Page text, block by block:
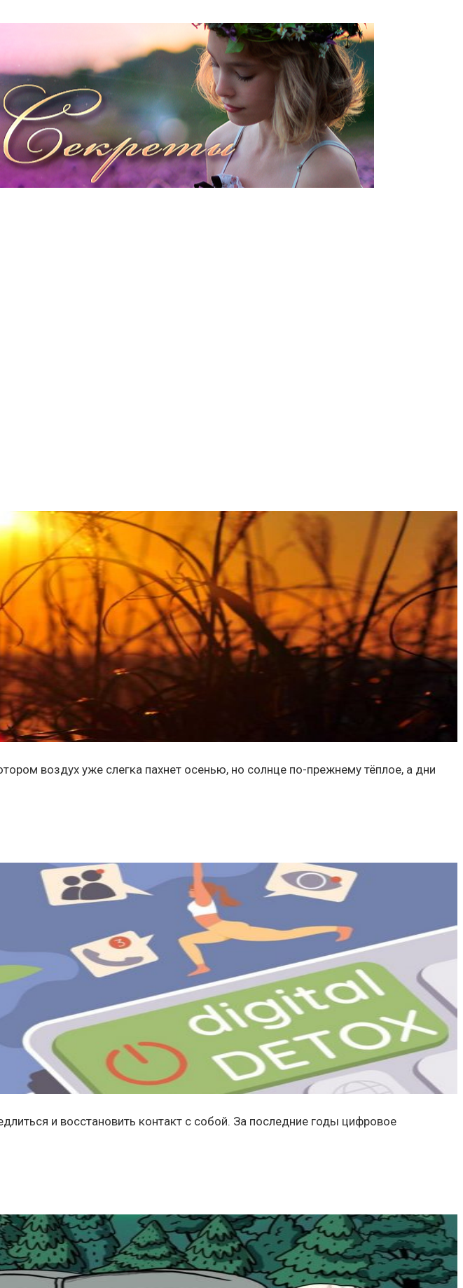
воздух уже слегка пахнет осенью, но солнце по-прежнему тёплое, а дни
и восстановить контакт с собой. За последние годы цифровое